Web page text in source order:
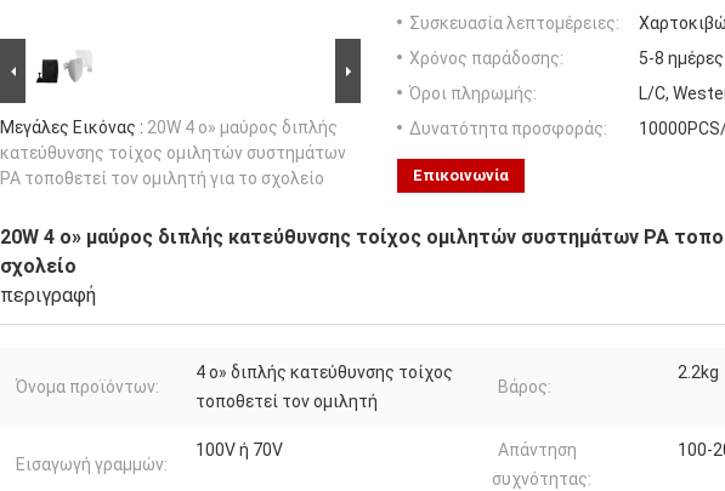
Μεγάλες Εικόνας : 20W 4 ο» μαύρος διπλής
κατεύθυνσης τοίχος ομιλητών συστημάτων
PA τοποθετεί τον ομιλητή για το σχολείο
Συσκευασία λεπτομέρειες:
Χρόνος παράδοσης:
5-8
Όροι πληρωμής:
L/C,
Δυνατότητα προσφοράς:
Επικοινωνία
20W 4 ο» μαύρος διπλής κατεύθυνσης τοίχος ομιλητών συστημάτων PA
σχολείο
περιγραφή
Όνομα προϊόντων:
4 ο» διπλής κατεύθυνσης τοίχος
τοποθετεί τον ομιλητή
Βάρος:
2.2kg
Εισαγωγή γραμμών:
100V ή 70V
Απάντηση
συχνότητας:
100-